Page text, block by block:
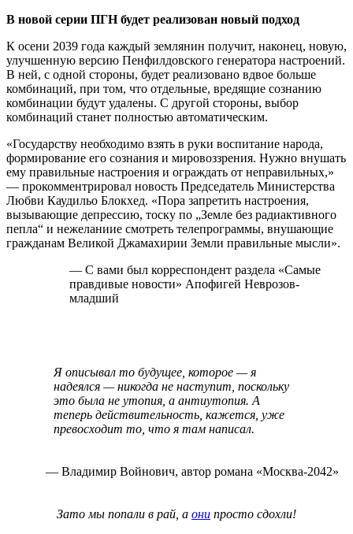
В новой серии ПГН будет реализован новый подход
К осени 2039 года каждый землянин получит, наконец, новую,
улучшенную версию Пенфилдовского генератора настроений.
В ней, с одной стороны, будет реализовано вдвое больше
комбинаций, при том, что отдельные, вредящие сознанию
комбинации будут удалены. С другой стороны, выбор
комбинаций станет полностью автоматическим.
«Государству необходимо взять в руки воспитание народа,
формирование его сознания и мировоззрения. Нужно внушать
ему правильные настроения и ограждать от неправильных,»
— прокомментрировал новость Председатель Министерства
Любви Каудильо Блокхед. «Пора запретить настроения,
вызывающие депрессию, тоску по „Земле без радиактивного
пепла“ и нежеланиие смотреть телепрограммы, внушающие
гражданам Великой Джамахирии Земли правильные мысли».
— С вами был корреспондент раздела «Самые
правдивые новости» Апофигей Неврозов-
младший
Я описывал то будущее, которое — я
надеялся — никогда не наступит, поскольку
это была не утопия, а антиутопия. А
теперь действительность, кажется, уже
превосходит то, что я там написал.
— Владимир Войнович, автор романа «Москва-2042»
Зато мы попали в рай, а они просто сдохли!